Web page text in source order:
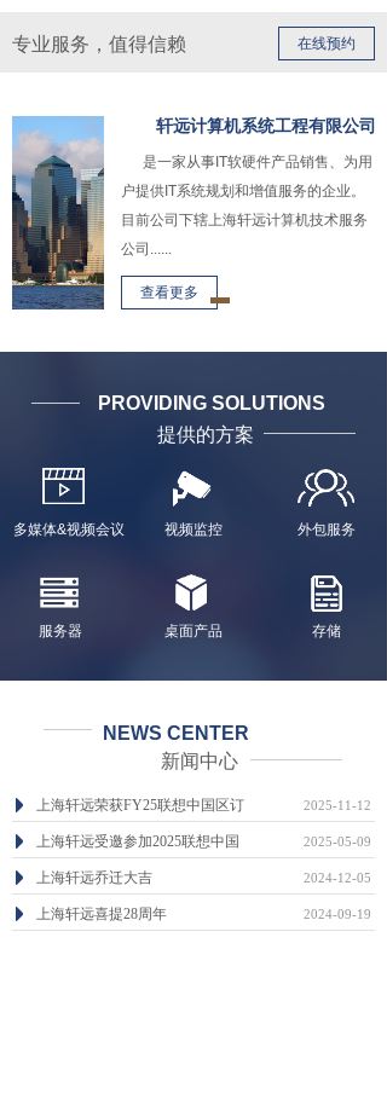
在线预约
专业服务，值得信赖
轩远计算机系统工程有限公司
是一家从事IT软硬件产品销售、为用
户提供IT系统规划和增值服务的企业。
目前公司下辖上海轩远计算机技术服务
公司......
查看更多
PROVIDING SOLUTIONS
提供的方案
视频监控
多媒体&视频会议 外包服务
存储
服务器 桌面产品
NEWS CENTER
新闻中心
上海轩远荣获FY25联想中国区订 2025-11-12
上海轩远受邀参加2025联想中国 2025-05-09
上海轩远乔迁大吉 2024-12-05
上海轩远喜提28周年 2024-09-19